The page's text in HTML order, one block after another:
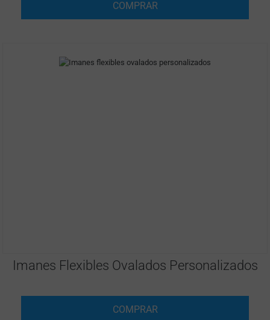
COMPRAR
Imanes Flexibles Ovalados Personalizados
COMPRAR